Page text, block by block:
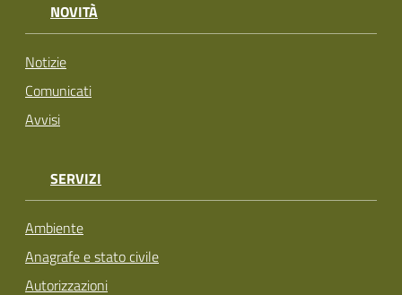
NOVITÀ
Notizie
Comunicati
Avvisi
SERVIZI
Ambiente
Anagrafe e stato civile
Autorizzazioni